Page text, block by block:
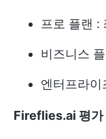
프로 플랜 :
비즈니스
엔터프라
Fireflies.ai 평가